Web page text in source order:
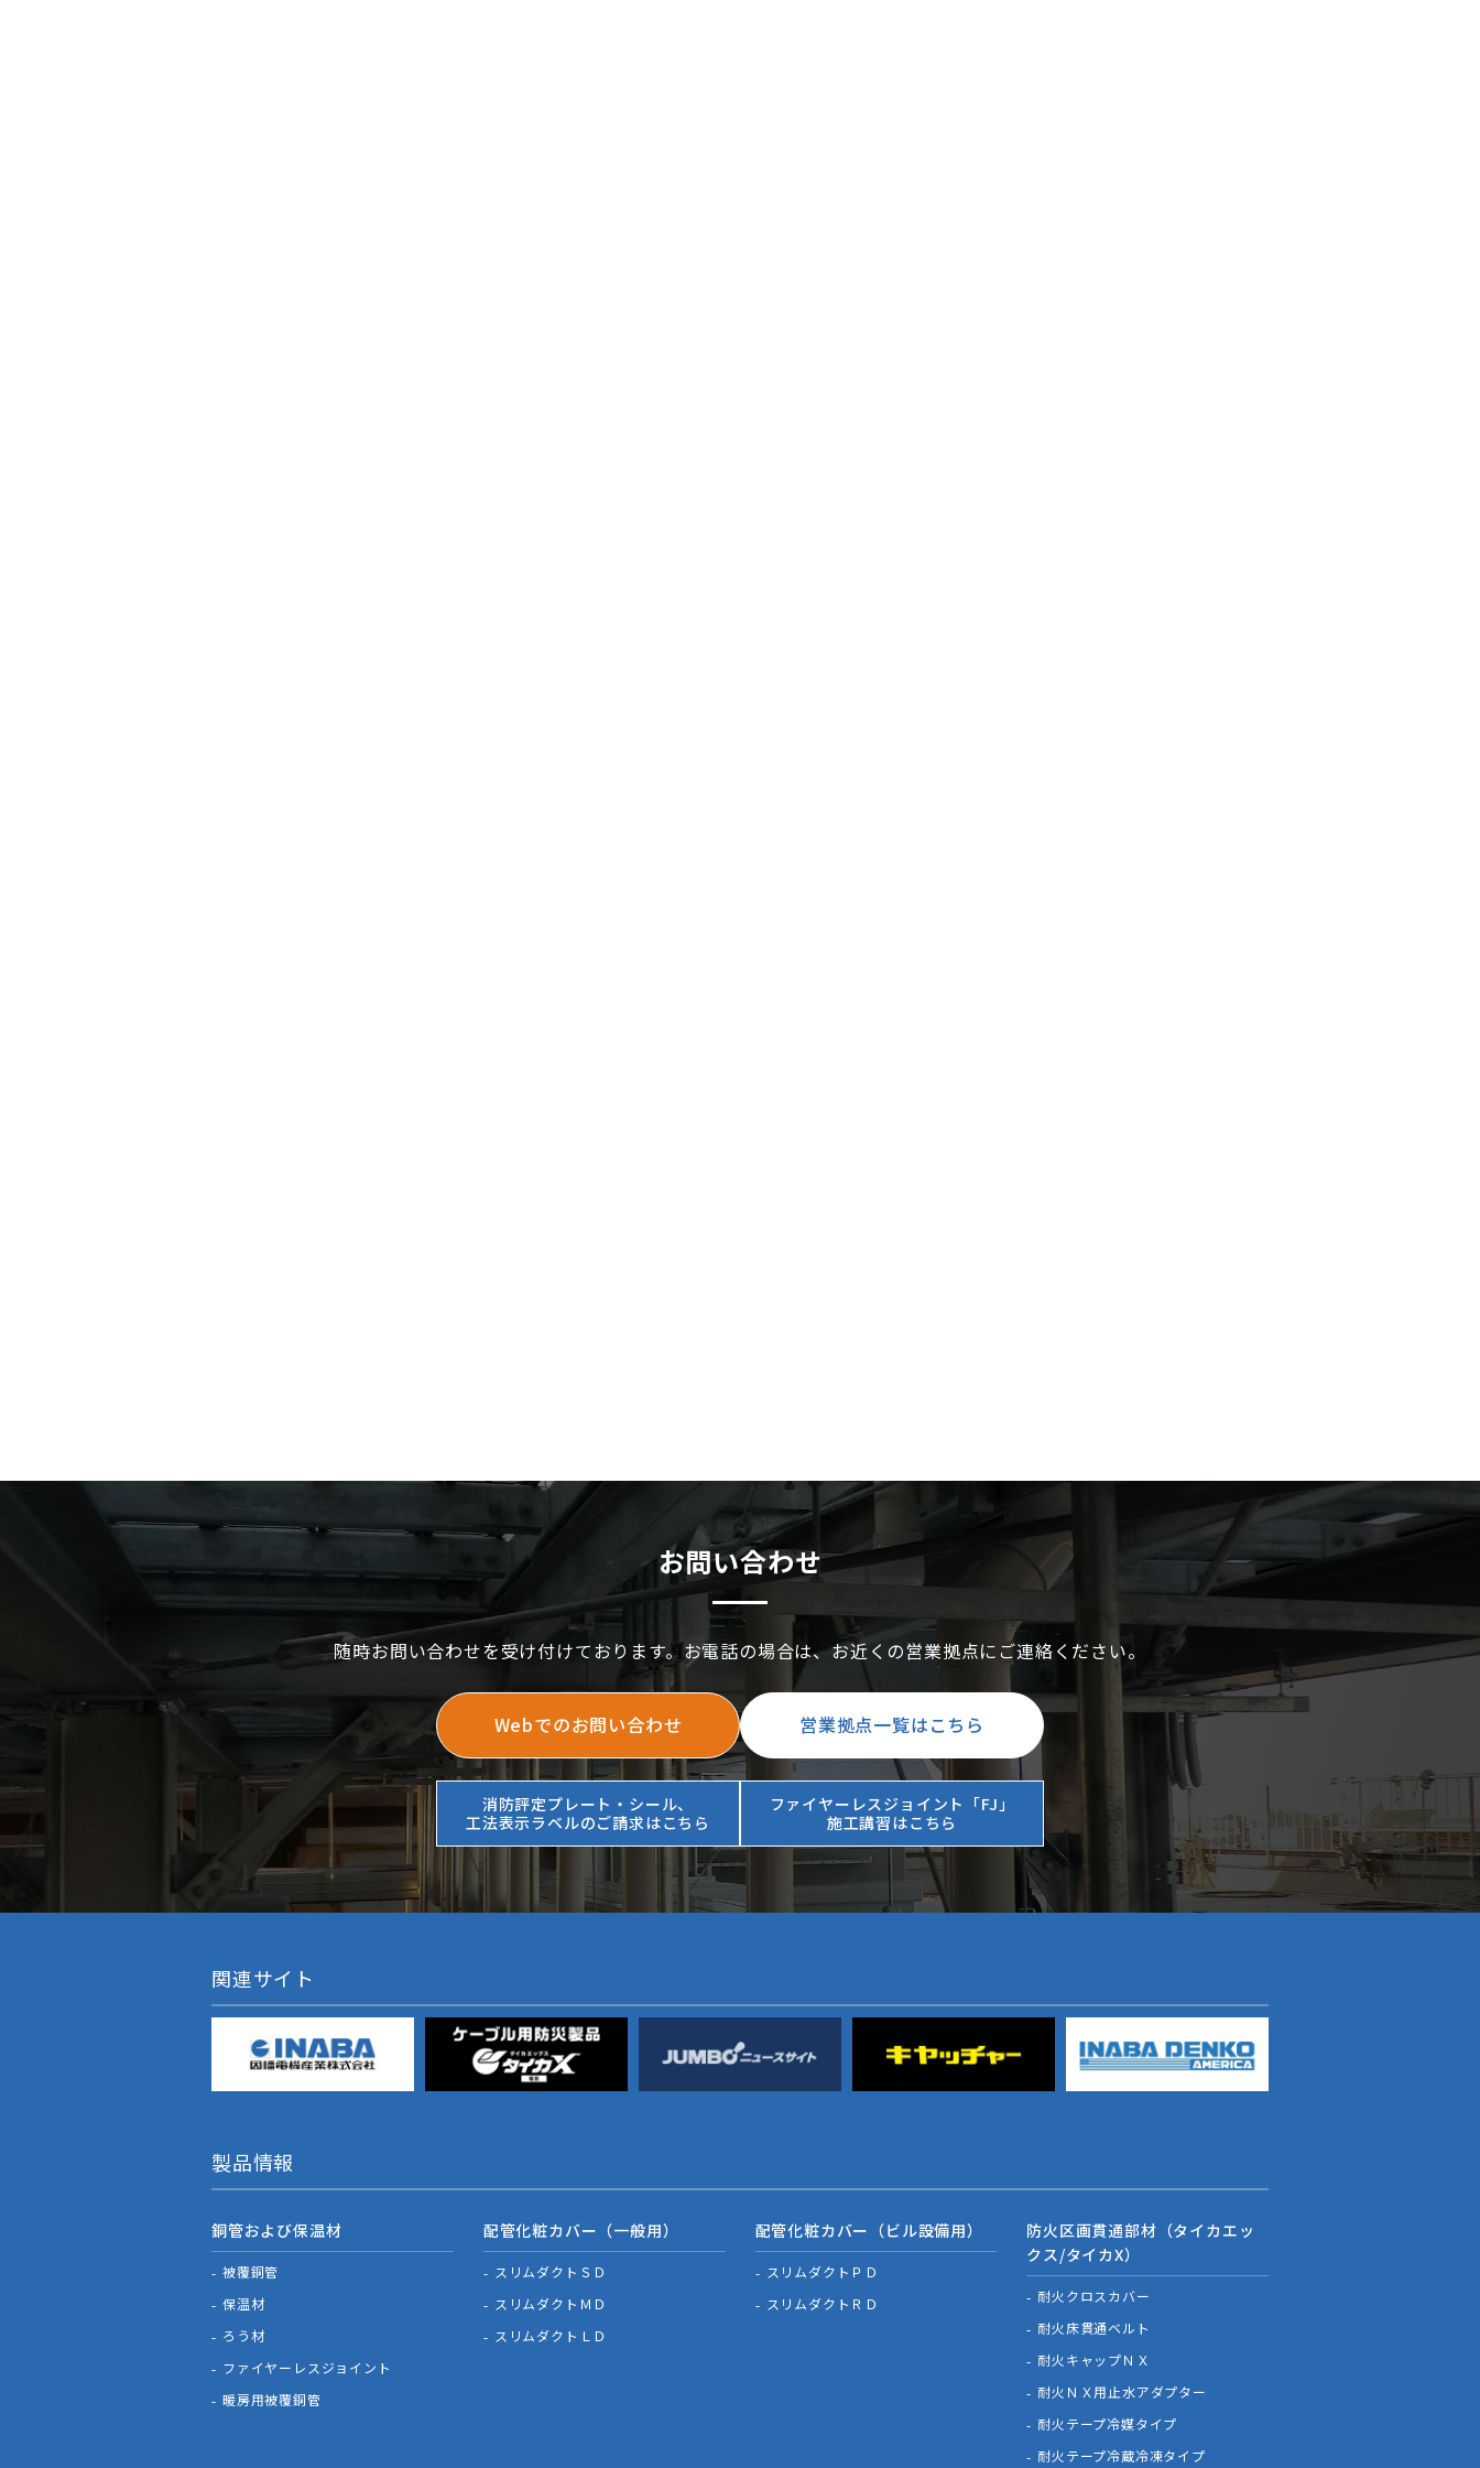
お問い合わせ
随時お問い合わせを受け付けております。お電話の場合は、お近くの営業拠点にご連絡ください。
Webでのお問い合わせ 営業拠点一覧はこちら
消防評定プレート・シール、
工法表示ラベルのご請求はこちら
ファイヤーレスジョイント「FJ」
施工講習はこちら
関連サイト
製品情報
銅管および保温材
被覆銅管
保温材
ろう材
ファイヤーレスジョイント
暖房用被覆銅管
配管化粧カバー（一般用）
スリムダクトＳＤ
スリムダクトＭＤ
スリムダクトＬＤ
配管化粧カバー（ビル設備用）
スリムダクトＰＤ
スリムダクトＲＤ
防火区画貫通部材（タイカエッ
クス/タイカX）
耐火クロスカバー
耐火床貫通ベルト
耐火キャップＮＸ
耐火ＮＸ用止水アダプター
耐火テープ冷媒タイプ
耐火テープ冷蔵冷凍タイプ